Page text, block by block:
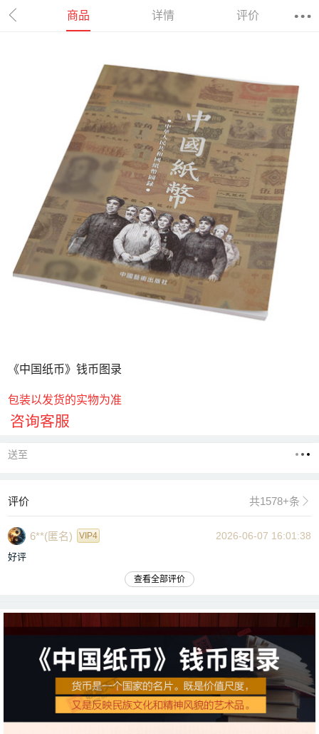
商品 详情 评价
《中国纸币》钱币图录
包装以发货的实物为准
咨询客服
送至
评价 共1578+条 
6**(匿名) VIP4 2026-06-07 16:01:38
好评
查看全部评价